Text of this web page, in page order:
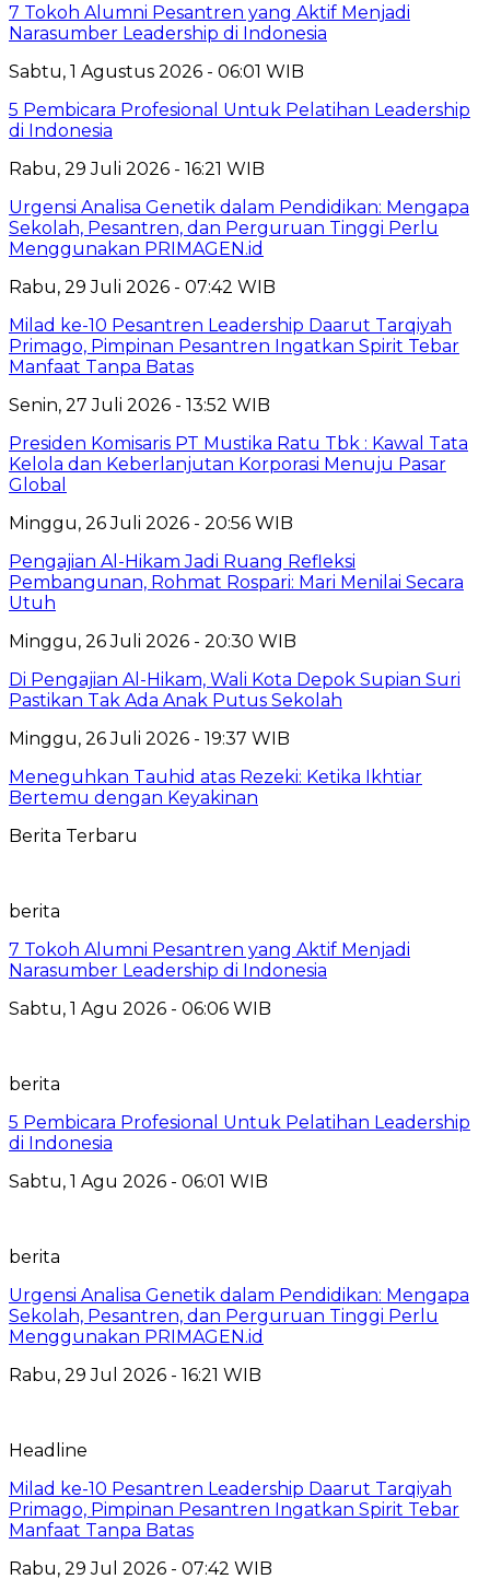
7 Tokoh Alumni Pesantren yang Aktif Menjadi
Narasumber Leadership di Indonesia
Sabtu, 1 Agustus 2026 - 06:01 WIB
5 Pembicara Profesional Untuk Pelatihan Leadership
di Indonesia
Rabu, 29 Juli 2026 - 16:21 WIB
Urgensi Analisa Genetik dalam Pendidikan: Mengapa
Sekolah, Pesantren, dan Perguruan Tinggi Perlu
Menggunakan PRIMAGEN.id
Rabu, 29 Juli 2026 - 07:42 WIB
Milad ke-10 Pesantren Leadership Daarut Tarqiyah
Primago, Pimpinan Pesantren Ingatkan Spirit Tebar
Manfaat Tanpa Batas
Senin, 27 Juli 2026 - 13:52 WIB
Presiden Komisaris PT Mustika Ratu Tbk : Kawal Tata
Kelola dan Keberlanjutan Korporasi Menuju Pasar
Global
Minggu, 26 Juli 2026 - 20:56 WIB
Pengajian Al-Hikam Jadi Ruang Refleksi
Pembangunan, Rohmat Rospari: Mari Menilai Secara
Utuh
Minggu, 26 Juli 2026 - 20:30 WIB
Di Pengajian Al-Hikam, Wali Kota Depok Supian Suri
Pastikan Tak Ada Anak Putus Sekolah
Minggu, 26 Juli 2026 - 19:37 WIB
Meneguhkan Tauhid atas Rezeki: Ketika Ikhtiar
Bertemu dengan Keyakinan
Berita Terbaru
berita
7 Tokoh Alumni Pesantren yang Aktif Menjadi
Narasumber Leadership di Indonesia
Sabtu, 1 Agu 2026 - 06:06 WIB
berita
5 Pembicara Profesional Untuk Pelatihan Leadership
di Indonesia
Sabtu, 1 Agu 2026 - 06:01 WIB
berita
Urgensi Analisa Genetik dalam Pendidikan: Mengapa
Sekolah, Pesantren, dan Perguruan Tinggi Perlu
Menggunakan PRIMAGEN.id
Rabu, 29 Jul 2026 - 16:21 WIB
Headline
Milad ke-10 Pesantren Leadership Daarut Tarqiyah
Primago, Pimpinan Pesantren Ingatkan Spirit Tebar
Manfaat Tanpa Batas
Rabu, 29 Jul 2026 - 07:42 WIB